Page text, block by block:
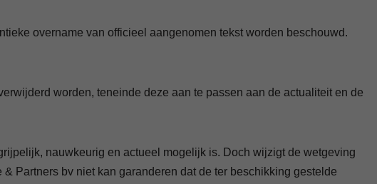
overname van officieel aangenomen tekst worden beschouwd.
worden, teneinde deze aan te passen aan de actualiteit en de
nauwkeurig en actueel mogelijk is. Doch wijzigt de wetgeving
Partners bv niet kan garanderen dat de ter beschikking gestelde